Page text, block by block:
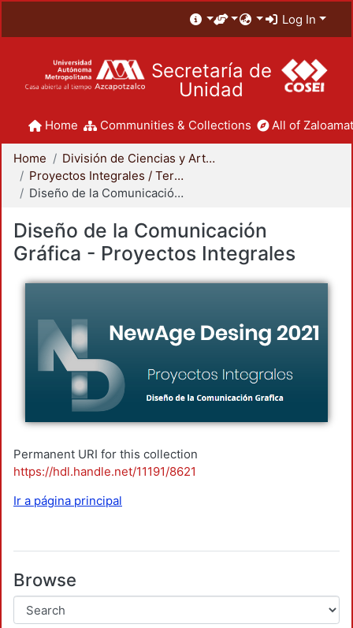
Log In
Secretaría de
Unidad
Home Communities & Collections All of
Home
División de Ciencias y Artes para el Diseño
Proyectos Integrales / Terminales - Licenciatura
Diseño de la Comunicación Gráfica - Proyectos Integrales
Diseño de la Comunicación
Gráfica - Proyectos Integrales
Permanent URI for this collection
https://hdl.handle.net/11191/8621
Ir a página principal
Browse